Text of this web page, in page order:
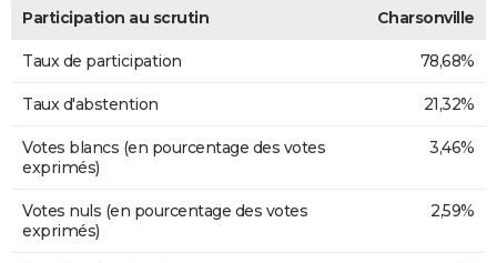
Participation au scrutin Charsonville
Taux de participation 78,68%
Taux d'abstention 21,32%
Votes blancs (en pourcentage des votes
exprimés)
3,46%
Votes nuls (en pourcentage des votes
exprimés)
2,59%